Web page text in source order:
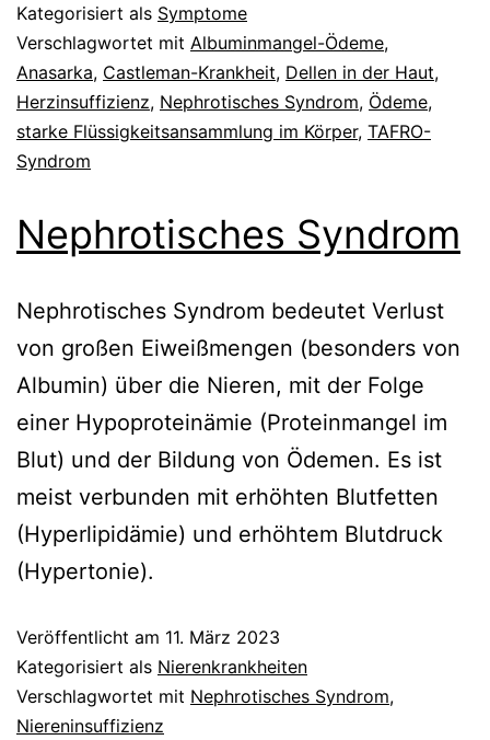
Kategorisiert als Symptome
Verschlagwortet mit Albuminmangel-Ödeme,
Anasarka, Castleman-Krankheit, Dellen in der Haut,
Herzinsuffizienz, Nephrotisches Syndrom, Ödeme,
starke Flüssigkeitsansammlung im Körper, TAFRO-
Syndrom
Nephrotisches Syndrom
Nephrotisches Syndrom bedeutet Verlust
von großen Eiweißmengen (besonders von
Albumin) über die Nieren, mit der Folge
einer Hypoproteinämie (Proteinmangel im
Blut) und der Bildung von Ödemen. Es ist
meist verbunden mit erhöhten Blutfetten
(Hyperlipidämie) und erhöhtem Blutdruck
(Hypertonie).
Veröffentlicht am 11. März 2023
Kategorisiert als Nierenkrankheiten
Verschlagwortet mit Nephrotisches Syndrom,
Niereninsuffizienz